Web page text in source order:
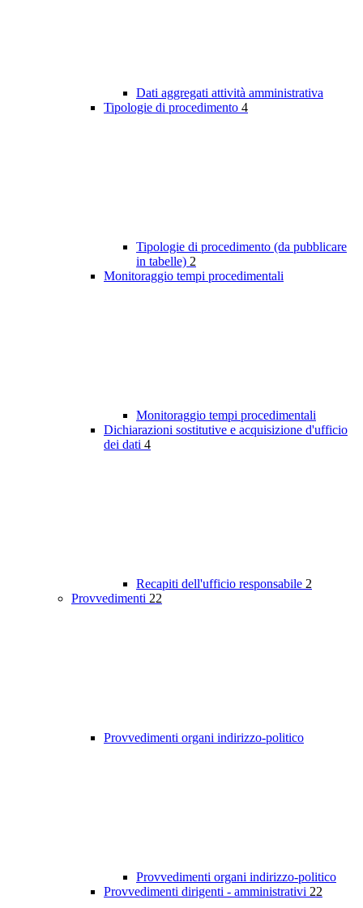
Dati aggregati attività amministrativa
Tipologie di procedimento 4
Tipologie di procedimento (da pubblicare
in tabelle) 2
Monitoraggio tempi procedimentali
Monitoraggio tempi procedimentali
Dichiarazioni sostitutive e acquisizione d'ufficio
dei dati 4
Recapiti dell'ufficio responsabile 2
Provvedimenti 22
Provvedimenti organi indirizzo-politico
Provvedimenti organi indirizzo-politico
Provvedimenti dirigenti - amministrativi 22